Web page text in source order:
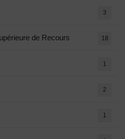
3
de Recours 18
1
2
1